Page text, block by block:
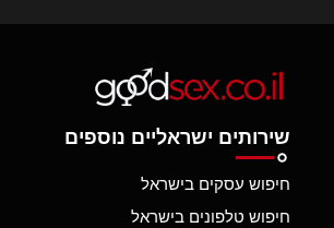
שירותים ישראליים נוספים
חיפוש עסקים בישראל
חיפוש טלפונים בישראל